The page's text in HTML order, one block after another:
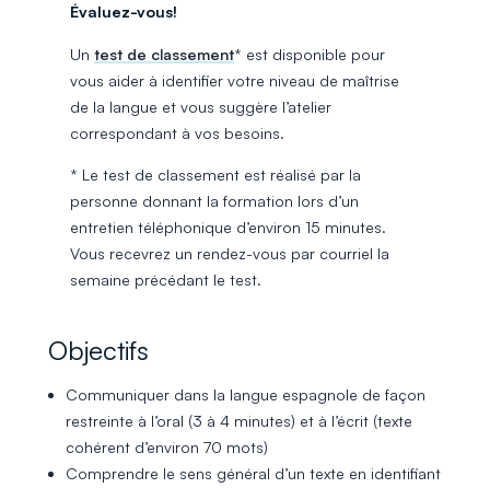
Évaluez-vous!
Un test de classement* est disponible pour
vous aider à identifier votre niveau de maîtrise
de la langue et vous suggère l’atelier
correspondant à vos besoins.
* Le test de classement est réalisé par la
personne donnant la formation lors d’un
entretien téléphonique d’environ 15 minutes.
Vous recevrez un rendez-vous par courriel la
semaine précédant le test.
Objectifs
Communiquer dans la langue espagnole de façon
restreinte à l’oral (3 à 4 minutes) et à l’écrit (texte
cohérent d’environ 70 mots)
Comprendre le sens général d’un texte en identifiant